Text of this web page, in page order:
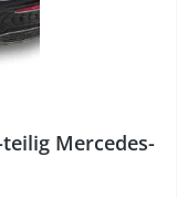
teilig Mercedes-